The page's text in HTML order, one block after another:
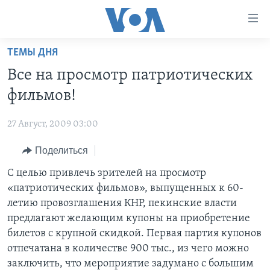
Перейти
основной
контент
Перейти
навигации
Перейти
поиск
ПРОГРАММЫ
НОВОСТИ ЗА МИНУТУ
ИТОГИ
ПОЧЕМУ ЭТО ВАЖНО?
ДИСКУССИЯ VOA
ДЕТАЛИ
НЬЮ-ЙОРК NEW YORK
АМЕРИКА. БОЛЬШОЕ ПУТЕШЕСТВИЕ
ПРОЕКТЫ
УЧИМ АНГЛИЙСКИЙ
НАША АМЕРИКАНСКАЯ ИСТОРИЯ
А КАК В АМЕРИКЕ?
АРТЕФАКТЫ
АМЕРИКАНСКИЕ ГОРОДКИ
ТЕСТЫ
ЭКСПЕРТИЗА
ИНТЕРВЬЮ
ФАКТЫ ПРОТИВ ФЕЙКОВ
ЗА СВОБОДУ ПРЕССЫ
УЧИМ АНГЛИЙСКИЙ
ВИДЕО
ПОДПИСКА НА НОВОСТИ
ТЕМЫ ДНЯ
Все на просмотр патриотических
фильмов!
27 Август, 2009 03:00
Поделиться
С целью привлечь зрителей на просмотр
«патриотических фильмов», выпущенных к 60-
летию провозглашения КНР, пекинские власти
предлагают желающим купоны на приобретение
билетов с крупной скидкой. Первая партия купонов
отпечатана в количестве 900 тыс., из чего можно
заключить, что мероприятие задумано с большим